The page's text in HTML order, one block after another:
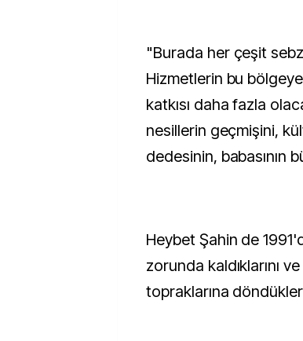
"Burada her çeşit
Hizmetlerin bu
katkısı daha fazla
nesillerin geçmişini,
dedesinin, babasının
Heybet Şahin de
zorunda kaldıklarını
topraklarına